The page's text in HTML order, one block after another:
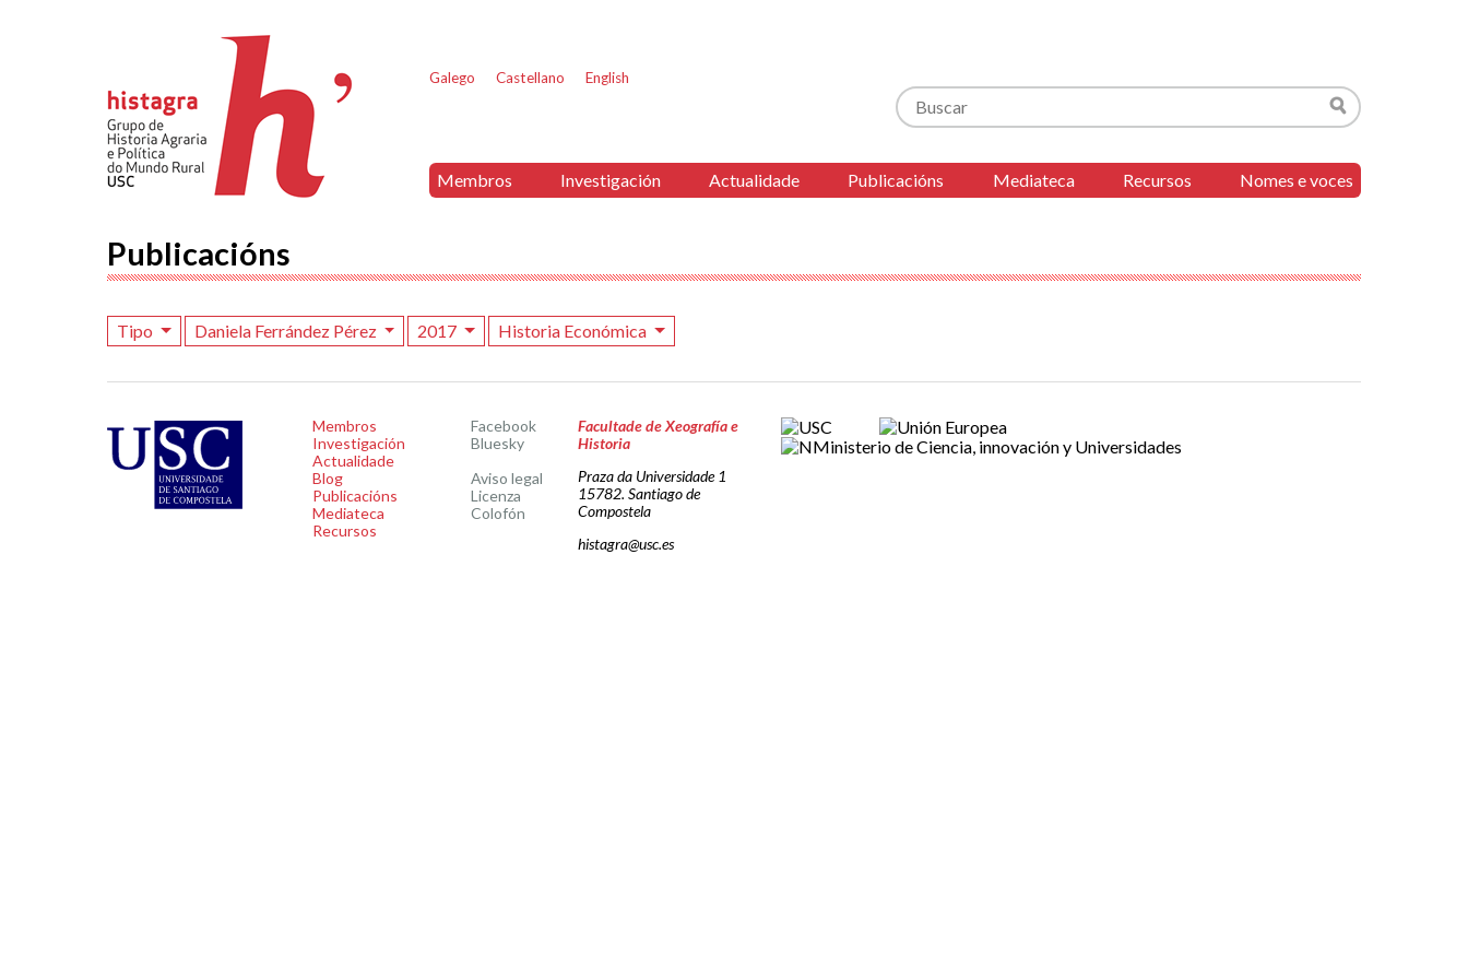
Galego Castellano English
Buscar
Buscar
Membros Investigación Actualidade Publicacións Mediateca Recursos Nomes e voces
Publicacións
Tipo Daniela Ferrández Pérez 2017 Historia Económica
Membros
Investigación
Actualidade
Blog
Publicacións
Mediateca
Recursos
Facebook
Bluesky
Aviso legal
Licenza
Colofón
Facultade de Xeografía e
Historia
Praza da Universidade 1
15782. Santiago de
Compostela
histagra@usc.es